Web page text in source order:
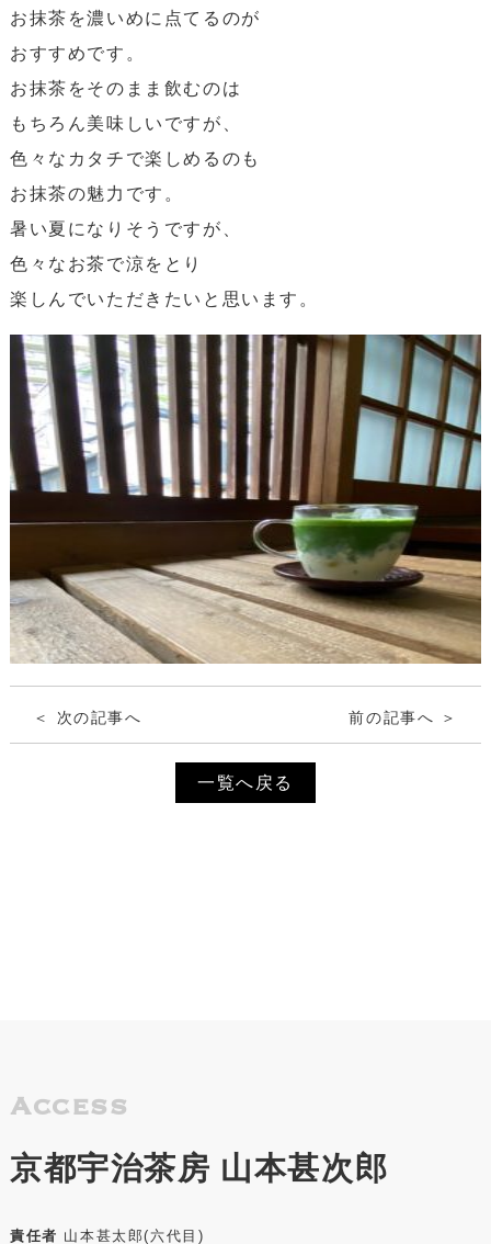
お抹茶を濃いめに点てるのが
おすすめです。
お抹茶をそのまま飲むのは
もちろん美味しいですが、
色々なカタチで楽しめるのも
お抹茶の魅力です。
暑い夏になりそうですが、
色々なお茶で涼をとり
楽しんでいただきたいと思います。
＜ 次の記事へ 前の記事へ ＞
一覧へ戻る
Access
京都宇治茶房 山本甚次郎
責任者 山本甚太郎(六代目)